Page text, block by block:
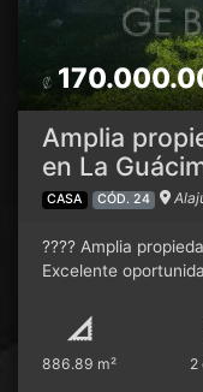
Amplia
en La
CASA CÓD. 24
₡
???? Amplia
Excelente
habitacionales en
cuenta con dos
???? Casa
886.89 m² 2